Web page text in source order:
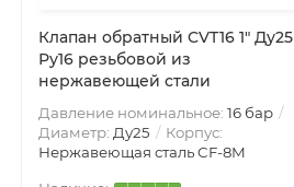
Клапан обратный CVT16 1″ Ду25
Ру16 резьбовой из
нержавеющей стали
Давление номинальное: 16 бар
Диаметр: Ду25
Корпус:
Нержавеющая сталь CF-8M